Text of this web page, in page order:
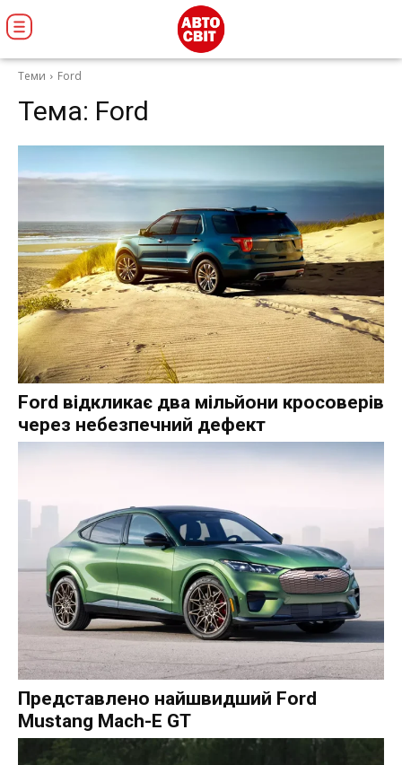
Теми Ford
Тема: Ford
Ford відкликає два мільйони кросоверів
через небезпечний дефект
Представлено найшвидший Ford
Mustang Mach-E GT